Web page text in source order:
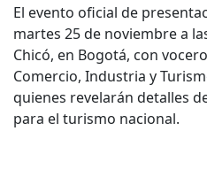
El evento oficial de
martes 25 de noviembre a
Chicó, en Bogotá, con
Comercio, Industria y
quienes revelarán detalles
para el turismo nacional.